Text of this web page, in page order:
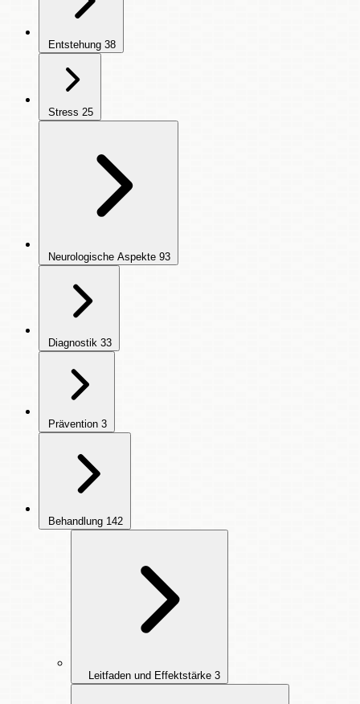
Entstehung 38
Stress 25
Neurologische Aspekte 93
Diagnostik 33
Prävention 3
Behandlung 142
Leitfaden und Effektstärke 3